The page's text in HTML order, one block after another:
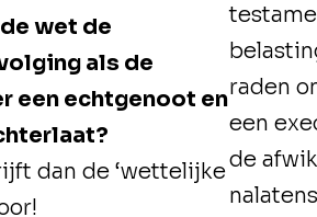
wet de
als de
een echtgenoot en
dan de ‘wettelijke
raden
een
de